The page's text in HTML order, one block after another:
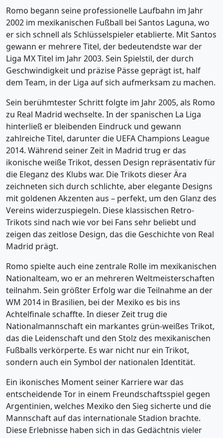
Romo begann seine professionelle Laufbahn im Jahr
2002 im mexikanischen Fußball bei Santos Laguna, wo
er sich schnell als Schlüsselspieler etablierte. Mit Santos
gewann er mehrere Titel, der bedeutendste war der
Liga MX Titel im Jahr 2003. Sein Spielstil, der durch
Geschwindigkeit und präzise Pässe geprägt ist, half
dem Team, in der Liga auf sich aufmerksam zu machen.
Sein berühmtester Schritt folgte im Jahr 2005, als Romo
zu Real Madrid wechselte. In der spanischen La Liga
hinterließ er bleibenden Eindruck und gewann
zahlreiche Titel, darunter die UEFA Champions League
2014. Während seiner Zeit in Madrid trug er das
ikonische weiße Trikot, dessen Design repräsentativ für
die Eleganz des Klubs war. Die Trikots dieser Ära
zeichneten sich durch schlichte, aber elegante Designs
mit goldenen Akzenten aus – perfekt, um den Glanz des
Vereins widerzuspiegeln. Diese klassischen Retro-
Trikots sind nach wie vor bei Fans sehr beliebt und
zeigen das zeitlose Design, das die Geschichte von Real
Madrid prägt.
Romo spielte auch eine zentrale Rolle im mexikanischen
Nationalteam, wo er an mehreren Weltmeisterschaften
teilnahm. Sein größter Erfolg war die Teilnahme an der
WM 2014 in Brasilien, bei der Mexiko es bis ins
Achtelfinale schaffte. In dieser Zeit trug die
Nationalmannschaft ein markantes grün-weißes Trikot,
das die Leidenschaft und den Stolz des mexikanischen
Fußballs verkörperte. Es war nicht nur ein Trikot,
sondern auch ein Symbol der nationalen Identität.
Ein ikonisches Moment seiner Karriere war das
entscheidende Tor in einem Freundschaftsspiel gegen
Argentinien, welches Mexiko den Sieg sicherte und die
Mannschaft auf das internationale Stadion brachte.
Diese Erlebnisse haben sich in das Gedächtnis vieler